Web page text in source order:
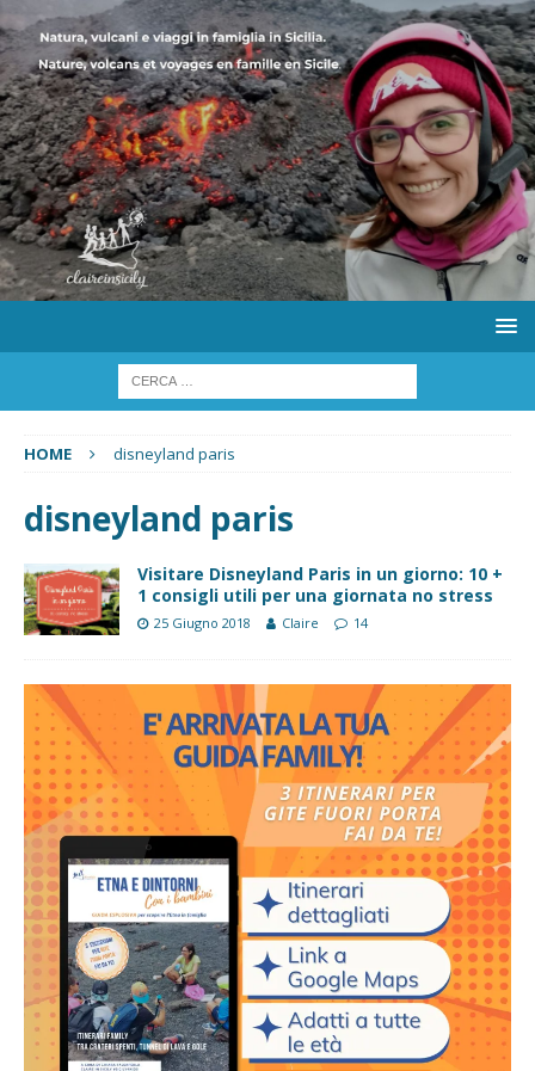
HOME disneyland paris
disneyland paris
Visitare Disneyland Paris in un giorno: 10 +
1 consigli utili per una giornata no stress
25 Giugno 2018 Claire 14